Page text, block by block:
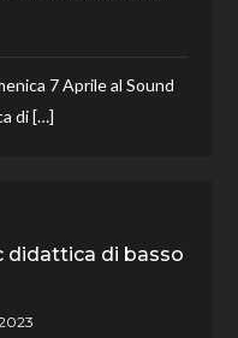
7 Aprile al Sound
di […]
didattica di basso